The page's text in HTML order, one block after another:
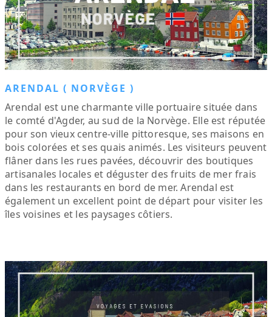
ARENDAL ( NORVÈGE )
Arendal est une charmante ville portuaire située dans
le comté d'Agder, au sud de la Norvège. Elle est réputée
pour son vieux centre-ville pittoresque, ses maisons en
bois colorées et ses quais animés. Les visiteurs peuvent
flâner dans les rues pavées, découvrir des boutiques
artisanales locales et déguster des fruits de mer frais
dans les restaurants en bord de mer. Arendal est
également un excellent point de départ pour visiter les
îles voisines et les paysages côtiers.